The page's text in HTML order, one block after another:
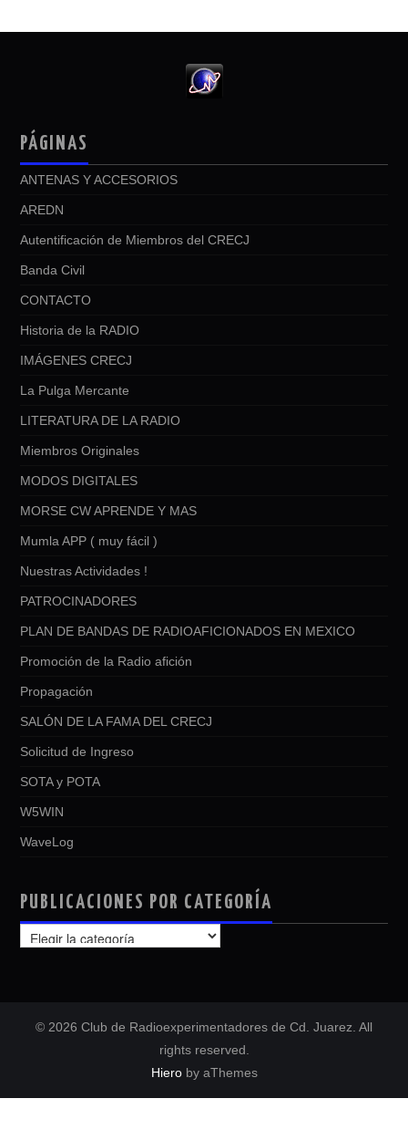
PÁGINAS
ANTENAS Y ACCESORIOS
AREDN
Autentificación de Miembros del CRECJ
Banda Civil
CONTACTO
Historia de la RADIO
IMÁGENES CRECJ
La Pulga Mercante
LITERATURA DE LA RADIO
Miembros Originales
MODOS DIGITALES
MORSE CW APRENDE Y MAS
Mumla APP ( muy fácil )
Nuestras Actividades !
PATROCINADORES
PLAN DE BANDAS DE RADIOAFICIONADOS EN MEXICO
Promoción de la Radio afición
Propagación
SALÓN DE LA FAMA DEL CRECJ
Solicitud de Ingreso
SOTA y POTA
W5WIN
WaveLog
PUBLICACIONES POR CATEGORÍA
PUBLICACIONES
POR
© 2026 Club de Radioexperimentadores de Cd. Juarez. All
rights reserved.
Hieroby aThemes